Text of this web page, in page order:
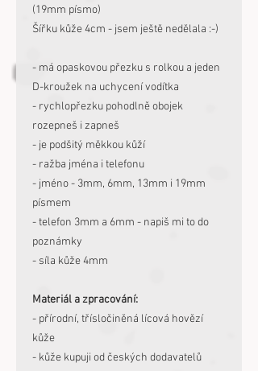
(19mm písmo)
Šířku kůže 4cm - jsem ještě nedělala :-)
- má opaskovou přezku s rolkou a jeden
D-kroužek na uchycení vodítka
- rychlopřezku pohodlně obojek
rozepneš i zapneš
- je podšitý měkkou kůží
- ražba jména i telefonu
- jméno - 3mm, 6mm, 13mm i 19mm
písmem
- telefon 3mm a 6mm - napiš mi to do
poznámky
- síla kůže 4mm
Materiál a zpracování:
- přírodní, třísločiněná lícová hovězí
kůže
- kůže kupuji od českých dodavatelů